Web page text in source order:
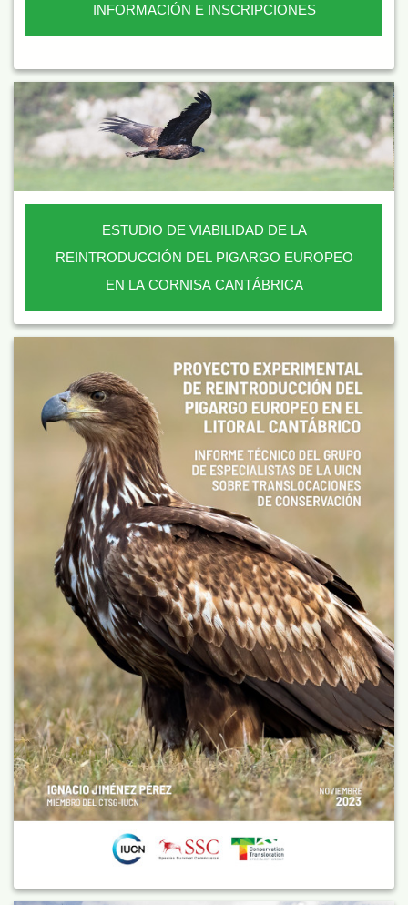
INFORMACIÓN E INSCRIPCIONES
ESTUDIO DE VIABILIDAD DE LA
REINTRODUCCIÓN DEL PIGARGO EUROPEO
EN LA CORNISA CANTÁBRICA